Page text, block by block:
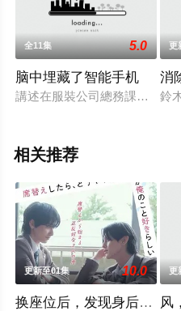
全11集 5.0
脑中埋藏了智能手机
講述在服裝公司總務課工作離
更
消
鈴
相关推荐
更新至01集 10.0
换座位后，发现身后的男生
更
风